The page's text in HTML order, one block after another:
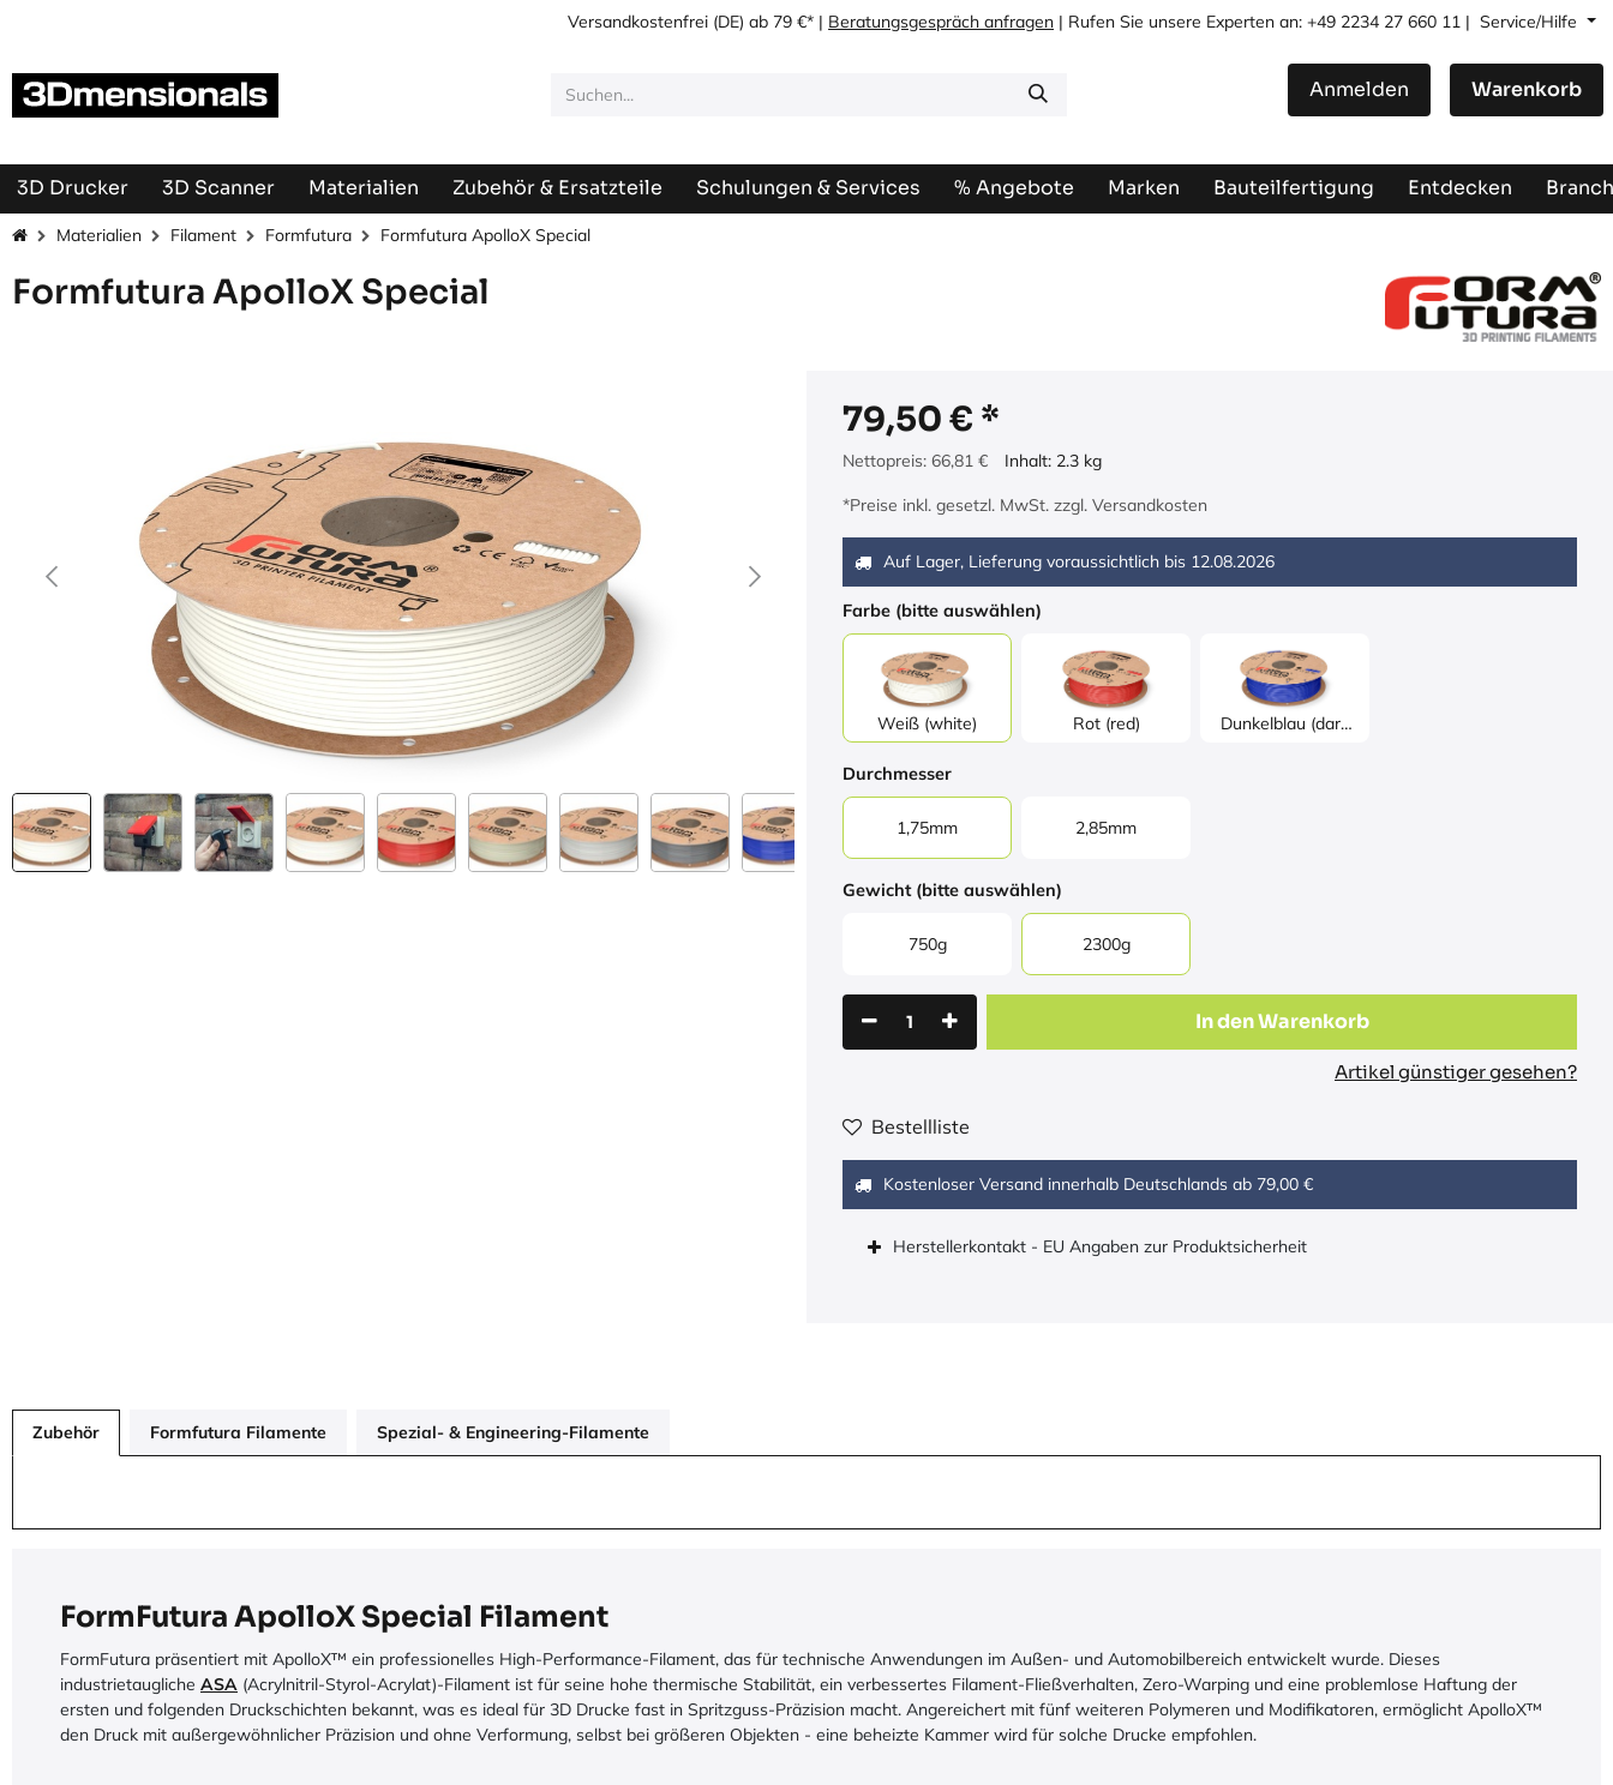
Versandkostenfrei (DE) ab 79 €* | Beratungsgespräch anfragen | Rufen Sie unsere Experten an: +49 2234 27 660 11 | Service/Hilfe
Anmelden Warenkorb
3D Drucker 3D Scanner Materialien Zubehör & Ersatzteile Schulungen & Services % Angebote Marken Bauteilfertigung Entdecken
Materialien Filament Formfutura Formfutura ApolloX Special
Formfutura ApolloX Special
79,50 €
Nettopreis: 66,81 € Inhalt: 2.3 kg
*Preise inkl. gesetzl. MwSt. zzgl. Versandkosten
Auf Lager, Lieferung voraussichtlich bis 12.08.2026
Farbe (bitte auswählen)
Weiß (white) Rot (red)
Dunkelblau (dark
Durchmesser
1,75mm 2,85mm
Gewicht (bitte auswählen)
750g 2300g
In den Warenkorb
Artikel günstiger gesehen?
Bestellliste
Kostenloser Versand innerhalb Deutschlands ab 79,00 €
Herstellerkontakt - EU Angaben zur Produktsicherheit
Zubehör Formfutura Filamente Spezial- & Engineering-Filamente
FormFutura ApolloX Special Filament
FormFutura präsentiert mit ApolloX™ ein professionelles High-Performance-Filament, das für technische Anwendungen im Außen- und Automobilbereich entwickelt wurde. Dieses
industrietaugliche ASA (Acrylnitril-Styrol-Acrylat)-Filament ist für seine hohe thermische Stabilität, ein verbessertes Filament-Fließverhalten, Zero-Warping und eine problemlose Haftung der
ersten und folgenden Druckschichten bekannt, was es ideal für 3D Drucke fast in Spritzguss-Präzision macht. Angereichert mit fünf weiteren Polymeren und Modifikatoren, ermöglicht ApolloX™
den Druck mit außergewöhnlicher Präzision und ohne Verformung, selbst bei größeren Objekten - eine beheizte Kammer wird für solche Drucke empfohlen.